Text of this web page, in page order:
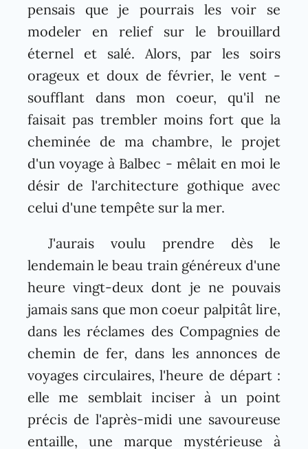
pensais que je pourrais les voir se
modeler en relief sur le brouillard
éternel et salé. Alors, par les soirs
orageux et doux de février, le vent -
soufflant dans mon coeur, qu'il ne
faisait pas trembler moins fort que la
cheminée de ma chambre, le projet
d'un voyage à Balbec - mêlait en moi le
désir de l'architecture gothique avec
celui d'une tempête sur la mer.
J'aurais voulu prendre dès le
lendemain le beau train généreux d'une
heure vingt-deux dont je ne pouvais
jamais sans que mon coeur palpitât lire,
dans les réclames des Compagnies de
chemin de fer, dans les annonces de
voyages circulaires, l'heure de départ :
elle me semblait inciser à un point
précis de l'après-midi une savoureuse
entaille, une marque mystérieuse à